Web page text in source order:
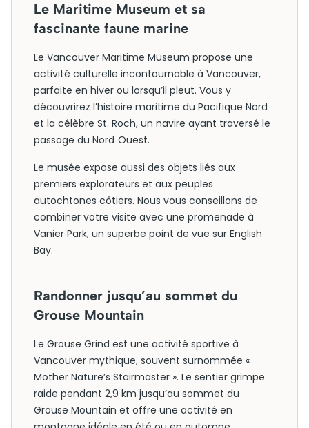
Le Maritime Museum et sa
fascinante faune marine
Le Vancouver Maritime Museum propose une
activité culturelle incontournable à Vancouver,
parfaite en hiver ou lorsqu’il pleut. Vous y
découvrirez l’histoire maritime du Pacifique Nord
et la célèbre St. Roch, un navire ayant traversé le
passage du Nord‑Ouest.
Le musée expose aussi des objets liés aux
premiers explorateurs et aux peuples
autochtones côtiers. Nous vous conseillons de
combiner votre visite avec une promenade à
Vanier Park, un superbe point de vue sur English
Bay.
Randonner jusqu’au sommet du
Grouse Mountain
Le Grouse Grind est une activité sportive à
Vancouver mythique, souvent surnommée «
Mother Nature’s Stairmaster ». Le sentier grimpe
raide pendant 2,9 km jusqu’au sommet du
Grouse Mountain et offre une activité en